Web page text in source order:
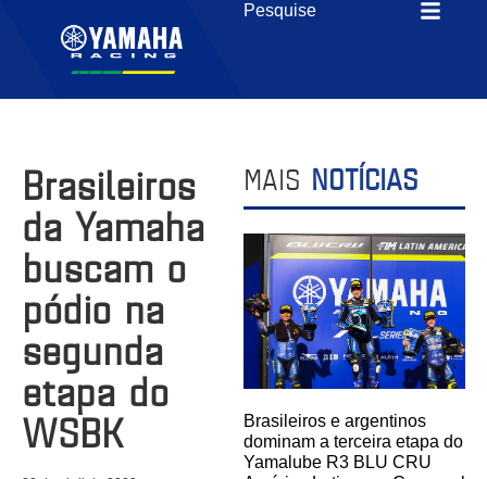
Brasileiros
da Yamaha
buscam o
pódio na
segunda
etapa do
WSBK
MAIS NOTÍCIAS
Brasileiros e argentinos
dominam a terceira etapa do
Yamalube R3 BLU CRU